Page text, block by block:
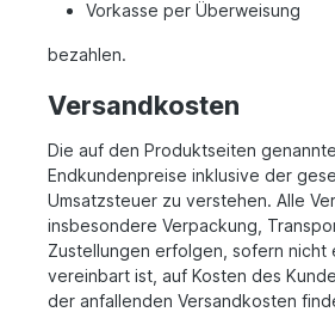
Vorkasse per Überweisung
bezahlen.
Versandkosten
Die auf den Produktseiten
Endkundenpreise inklusive der
Umsatzsteuer zu verstehen. Alle
insbesondere Verpackung,
Zustellungen erfolgen, sofern nicht
vereinbart ist, auf Kosten des
der anfallenden Versandkosten